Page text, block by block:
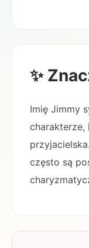
✨
Imię Jimmy
charakterze,
często są